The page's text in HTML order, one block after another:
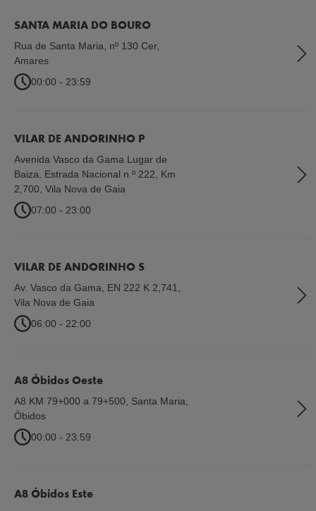
SANTA MARIA DO BOURO
Rua de Santa Maria, nº 130 Cer,
Amares
00:00 - 23:59
VILAR DE ANDORINHO P
Avenida Vasco da Gama Lugar de
Baiza, Estrada Nacional n.º 222, Km
2,700 Vila Nova de Gaia
07:00 - 23:00
VILAR DE ANDORINHO S
Av. Vasco da Gama, EN 222 K 2,741
Vila Nova de Gaia
06:00 - 22:00
A8 Óbidos Oeste
A8 KM 79+000 a 79+500, Santa Maria
Óbidos
00:00 - 23:59
A8 Óbidos Este